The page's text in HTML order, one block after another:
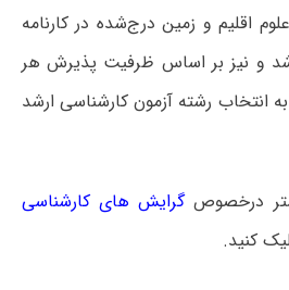
اقلیم و زمین درج‌شده در کارنامه
و نیز بر اساس ظرفیت پذیرش هر
انتخاب رشته آزمون کارشناسی ارشد
درخصوصگرایش های کارشناسی
کنید.